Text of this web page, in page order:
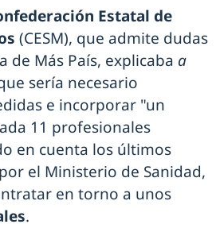
Estatal de
(CESM), que admite dudas
de Más País, explicaba a
sería necesario
e incorporar "un
11 profesionales
en cuenta los últimos
el Ministerio de Sanidad,
en torno a unos
.